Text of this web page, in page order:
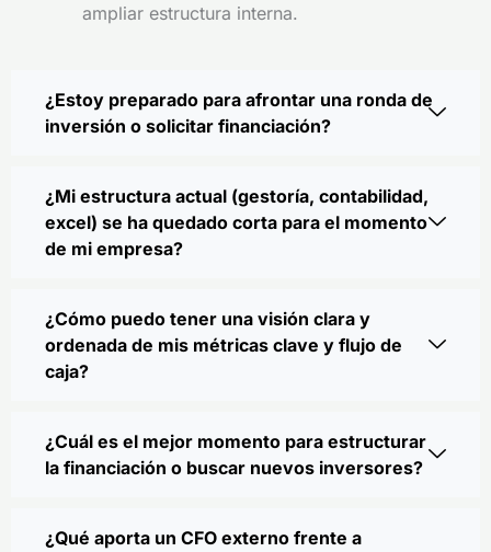
ampliar estructura interna.
¿Estoy preparado para afrontar una ronda de
inversión o solicitar financiación?
¿Mi estructura actual (gestoría, contabilidad,
excel) se ha quedado corta para el momento
de mi empresa?
¿Cómo puedo tener una visión clara y
ordenada de mis métricas clave y flujo de
caja?
¿Cuál es el mejor momento para estructurar
la financiación o buscar nuevos inversores?
¿Qué aporta un CFO externo frente a